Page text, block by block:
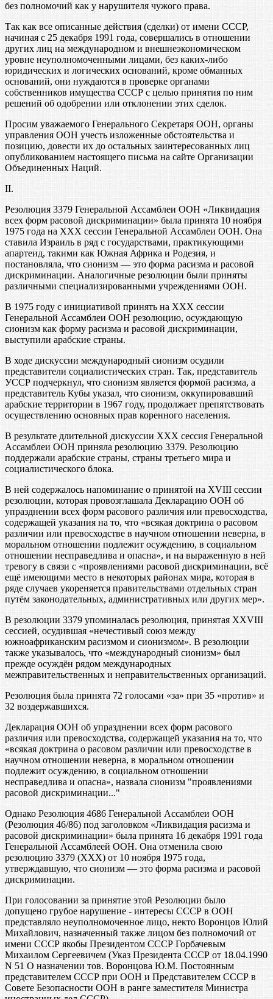
без полномочий как у нарушителя чужого права.
Так как все описанные действия (сделки) от имени СССР,
начиная с 25 декабря 1991 года, совершались в отношении
других лиц на международном и внешнеэкономическом
уровне неуполномоченными лицами, без каких-либо
юридических и логических оснований, кроме обманных
оснований, они нуждаются в проверке органами
собственников имущества СССР с целью принятия по ним
решений об одобрении или отклонении этих сделок.
Просим уважаемого Генерального Секретаря ООН, органы
управления ООН учесть изложенные обстоятельства и
позицию, довести их до остальных заинтересованных лиц
опубликованием настоящего письма на сайте Организации
Объединенных Наций.
II.
Резолюция 3379 Генеральной Ассамблеи ООН «Ликвидация
всех форм расовой дискриминации» была принята 10 ноября
1975 года на XXX сессии Генеральной Ассамблеи ООН. Она
ставила Израиль в ряд с государствами, практикующими
апартеид, такими как Южная Африка и Родезия, и
постановляла, что сионизм — это форма расизма и расовой
дискриминации. Аналогичные резолюции были приняты
различными специализированными учреждениями ООН.
В 1975 году с инициативой принять на XXX сессии
Генеральной Ассамблеи ООН резолюцию, осуждающую
сионизм как форму расизма и расовой дискриминации,
выступили арабские страны.
В ходе дискуссии международный сионизм осудили
представители социалистических стран. Так, представитель
УССР подчеркнул, что сионизм является формой расизма, а
представитель Кубы указал, что сионизм, оккупировавший
арабские территории в 1967 году, продолжает препятствовать
осуществлению основных прав коренного населения.
В результате длительной дискуссии XXX сессия Генеральной
Ассамблеи ООН приняла резолюцию 3379. Резолюцию
поддержали арабские страны, страны третьего мира и
социалистического блока.
В ней содержалось напоминание о принятой на XVIII сессии
резолюции, которая провозглашала Декларацию ООН об
упразднении всех форм расового различия или превосходства,
содержащей указания на то, что «всякая доктрина о расовом
различии или превосходстве в научном отношении неверна, в
моральном отношении подлежит осуждению, в социальном
отношении несправедлива и опасна», и на выраженную в ней
тревогу в связи с «проявлениями расовой дискриминации, всё
ещё имеющими место в некоторых районах мира, которая в
ряде случаев укореняется правительствами отдельных стран
путём законодательных, административных или других мер».
В резолюции 3379 упоминалась резолюция, принятая XXVIII
сессией, осудившая «нечестивый союз между
южноафриканским расизмом и сионизмом». В резолюции
также указывалось, что «международный сионизм» был
прежде осуждён рядом международных
межправительственных и неправительственных организаций.
Резолюция была принята 72 голосами «за» при 35 «против» и
32 воздержавшихся.
Декларация ООН об упразднении всех форм расового
различия или превосходства, содержащей указания на то, что
«всякая доктрина о расовом различии или превосходстве в
научном отношении неверна, в моральном отношении
подлежит осуждению, в социальном отношении
несправедлива и опасна», назвала сионизм "проявлениями
расовой дискриминации..."
Однако Резолюция 4686 Генеральной Ассамблеи ООН
(Резолюция 46/86) под заголовком «Ликвидация расизма и
расовой дискриминации» была принята 16 декабря 1991 года
Генеральной Ассамблеей ООН. Она отменила свою
резолюцию 3379 (ХХХ) от 10 ноября 1975 года,
утверждавшую, что сионизм — это форма расизма и расовой
дискриминации.
При голосовании за принятие этой Резолюции было
допущено грубое нарушение - интересы СССР в ООН
представляло неуполномоченное лицо, некто Воронцов Юлий
Михайлович, назначенный также лицом без полномочий от
имени СССР якобы Президентом СССР Горбачевым
Михаилом Сергеевичем (Указ Президента СССР от 18.04.1990
N 51 О назначении тов. Воронцова Ю.М. Постоянным
представителем СССР при ООН и Представителем СССР в
Совете Безопасности ООН в ранге заместителя Министра